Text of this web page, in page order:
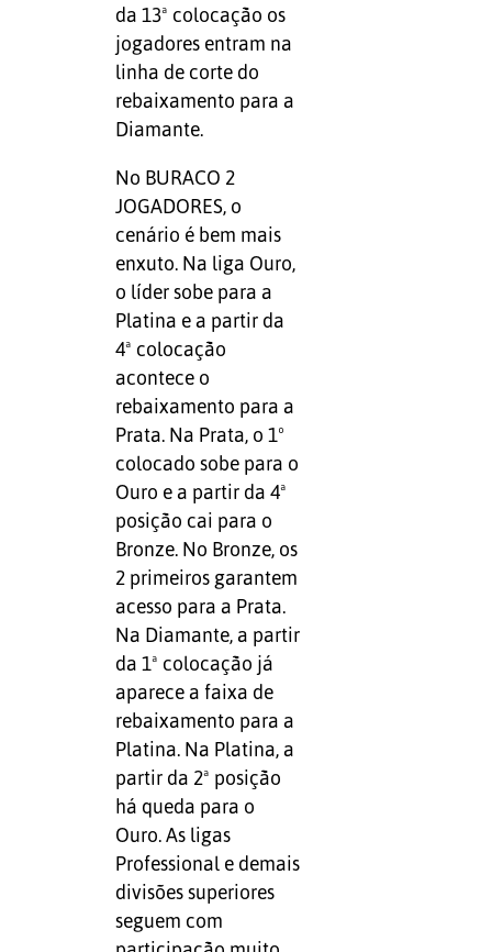
da 13ª colocação os
jogadores entram na
linha de corte do
rebaixamento para a
Diamante.
No BURACO 2
JOGADORES, o
cenário é bem mais
enxuto. Na liga Ouro,
o líder sobe para a
Platina e a partir da
4ª colocação
acontece o
rebaixamento para a
Prata. Na Prata, o 1º
colocado sobe para o
Ouro e a partir da 4ª
posição cai para o
Bronze. No Bronze, os
2 primeiros garantem
acesso para a Prata.
Na Diamante, a partir
da 1ª colocação já
aparece a faixa de
rebaixamento para a
Platina. Na Platina, a
partir da 2ª posição
há queda para o
Ouro. As ligas
Professional e demais
divisões superiores
seguem com